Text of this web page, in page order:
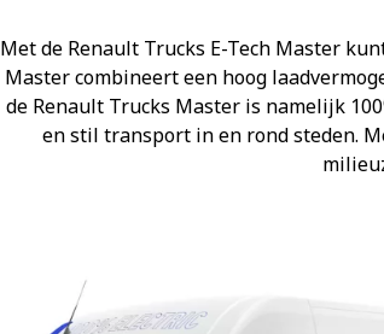
Met de Renault Trucks E-Tech Master
Master combineert een hoog
de Renault Trucks Master is namelijk
en stil transport in en rond steden.